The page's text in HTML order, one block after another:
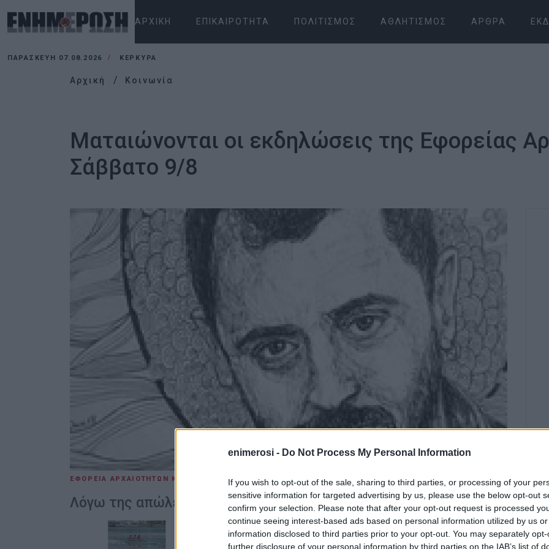
enimerosi - Do Not Process My Personal Information
If you wish to opt-out of the sale, sharing to third parties, or processing of your
sensitive information for targeted advertising by us, please use the below opt-out
confirm your selection. Please note that after your opt-out request is processed
continue seeing interest-based ads based on personal information utilized by us
information disclosed to third parties prior to your opt-out. You may separately
further disclosure of your personal information by third parties on the IAB’s list of
ΑΡΧΙΚΉ ΕΠΙΚΑΙΡΌΤΗΤΑ ΠΟΛΙΤΙΣΜΌΣ ΑΘΛΗΤΙΣΜΌΣ ΆΡΘΡΑ
ΠΑΡΑΣΚΕΥΉ 07.08.2026 ΚΕΡΚΥΡΑ
Αρχική Κοινωνία
Ματαιώνονται οι εκδηλώσεις της Εφορείας
Σάββατο 9/8
ΕΦΟΡΕΙΑ ΑΡΧΑΙΟΤΗΤΩΝ ΚΕΡΚΥΡΑΣ 09 ΑΥΓΟΎΣΤΟΥ 2025 /14:31 ΒΑΣΙΛΗΣ ΠΑΝΤΑΖΟΠΟΥΛΟΣ
Λόγω της απώλειας του Γιάννη Δημητρά